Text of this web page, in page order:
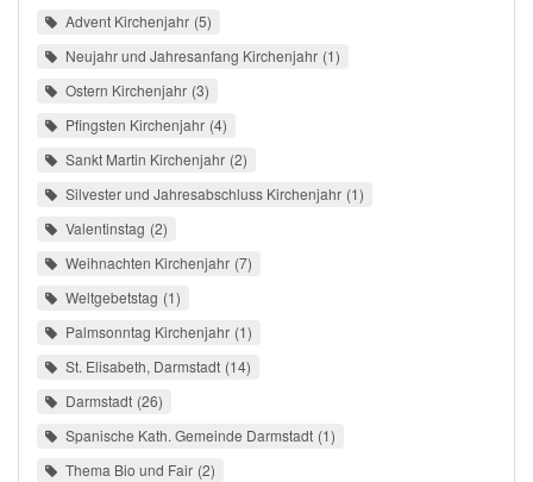
Advent Kirchenjahr 5
Neujahr und Jahresanfang Kirchenjahr 1
Ostern Kirchenjahr 3
Pfingsten Kirchenjahr 4
Sankt Martin Kirchenjahr 2
Silvester und Jahresabschluss Kirchenjahr 1
Valentinstag 2
Weihnachten Kirchenjahr 7
Weltgebetstag 1
Palmsonntag Kirchenjahr 1
St. Elisabeth, Darmstadt 14
Darmstadt 26
Spanische Kath. Gemeinde Darmstadt 1
Thema Bio und Fair 2